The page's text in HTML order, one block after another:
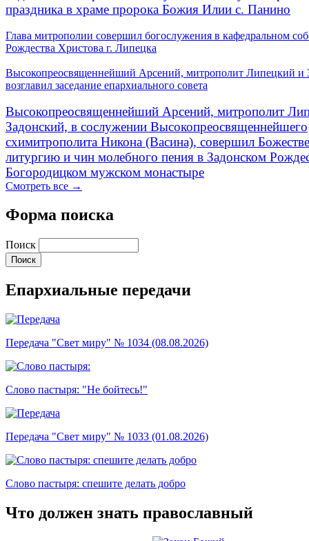
праздника в храме пророка Божия Илии с. Панино
Глава митрополии совершил богослужения в кафедральном
Рождества Христова г. Липецка
Высокопреосвященнейший Арсений, митрополит Липецкий и
возглавил заседание епархиального совета
Высокопреосвященнейший Арсений, митрополит
Задонский, в сослужении Высокопреосвященнейшего
схимитрополита Никона (Васина), совершил
литургию и чин молебного пения в Задонском
Богородицком мужском монастыре
Смотреть все →
Форма поиска
Поиск
Епархиальные передачи
Передача "Свет миру" № 1034 (08.08.2026)
Слово пастыря: "Не бойтесь!"
Передача "Свет миру" № 1033 (01.08.2026)
Слово пастыря: спешите делать добро
Что должен знать православный